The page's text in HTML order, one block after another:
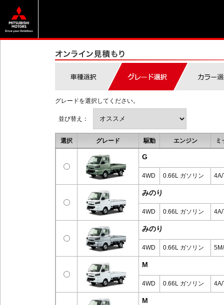
グレードを選択してください。
並び替え：
選択 グレード 駆動 エンジン ミ
G
4WD 0.66L ガソリン 4A/
みのり
4WD 0.66L ガソリン 4A/
みのり
4WD 0.66L ガソリン
M
4WD 0.66L ガソリン 4A/
M